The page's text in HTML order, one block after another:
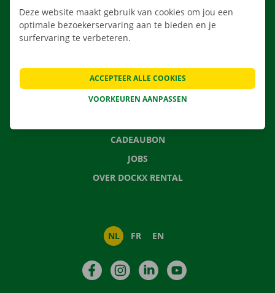
VERHUISOPLOSSINGEN
CONTACTEER ONS
VEELGESTELDE VRAGEN
CADEAUBON
JOBS
OVER DOCKX RENTAL
NL FR EN
FacebookInstagramLinkedIn
Deze website maakt gebruik van cookies om jou een
optimale bezoekerservaring aan te bieden en je
surfervaring te verbeteren.
VOORKEUREN AANPASSEN
ACCEPTEER ALLE COOKIES